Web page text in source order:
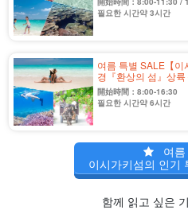
필요한 시간약 3시간
여름 특별 SALE【
경『환상의 섬』상
마』관광《사진 무료
開始時間：8:00-16:30
필요한 시간약 6시간
여
이시가키섬의 인기
함께 읽고 싶은